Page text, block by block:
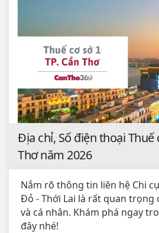
Địa chỉ, Số điện thoại Thuế
Thơ năm 2026
Nắm rõ thông tin liên hệ Chi
Đỏ - Thới Lai là rất quan trọng
và cá nhân. Khám phá ngay
đây nhé!